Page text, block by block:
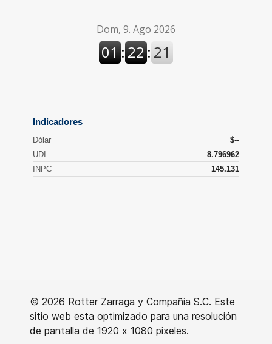
© 2026 Rotter Zarraga y Compañia S.C. Este
sitio web esta optimizado para una resolución
de pantalla de 1920 x 1080 pixeles.